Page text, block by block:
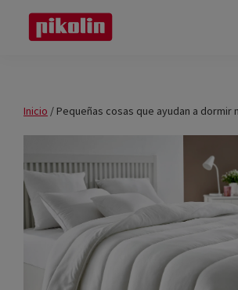
Saltar
Saltar
lateralInicio / Pequeñas cosas que ayudan a dormir